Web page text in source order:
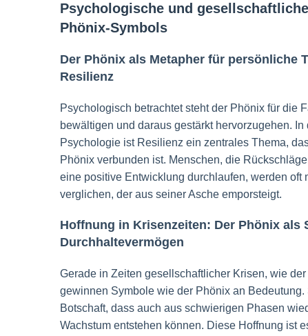
Psychologische und
Phönix-Symbols
Der Phönix als Metapher für persönliche
Resilienz
Psychologisch betrachtet steht der Phönix für die
bewältigen und daraus gestärkt hervorzugehen. In
Psychologie ist Resilienz ein zentrales Thema,
Phönix verbunden ist. Menschen, die
eine positive Entwicklung durchlaufen, werden oft
verglichen, der aus seiner Asche emporsteigt.
Hoffnung in Krisenzeiten: Der Phönix als
Durchhaltevermögen
Gerade in Zeiten gesellschaftlicher Krisen, wie
gewinnen Symbole wie der Phönix an
Botschaft, dass auch aus schwierigen Phasen
Wachstum entstehen können. Diese Hoffnung ist